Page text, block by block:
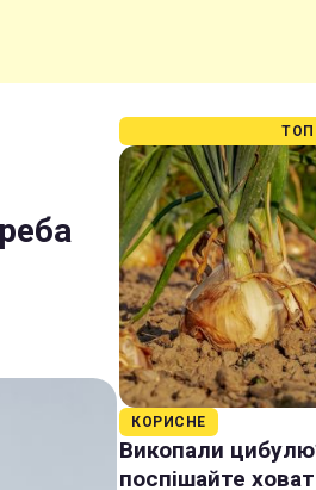
ТОП
КОРИСНЕ
Викопали
поспішайте